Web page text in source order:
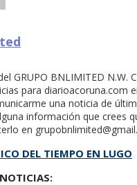
GRUPO BNLIMITED N.W.
para diarioacoruna.com
una noticia de
información que crees
en
DEL TIEMPO EN LUGO